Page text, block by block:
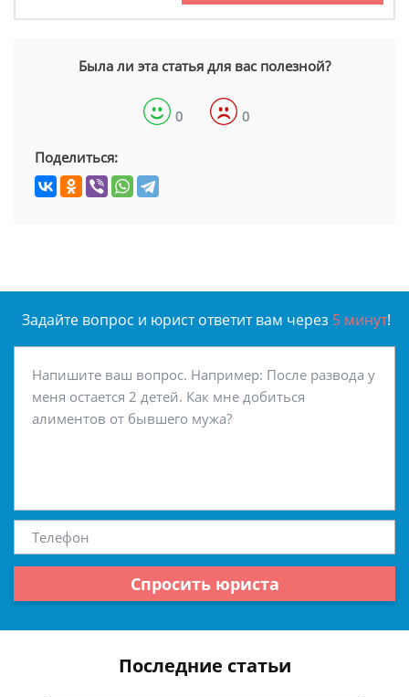
Была ли эта статья для вас полезной?
0 0
Поделиться:
Задайте вопрос и юрист ответит вам через 5 минут!
Спросить юриста
Последние статьи